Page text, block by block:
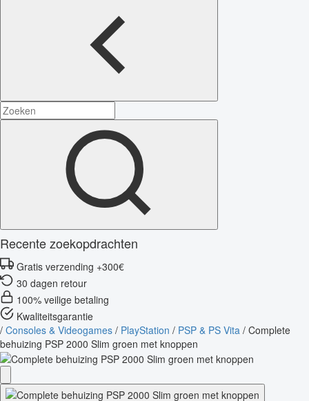
Recente zoekopdrachten
Gratis verzending +300€
30 dagen retour
100% veilige betaling
Kwaliteitsgarantie
/ Consoles & Videogames / PlayStation / PSP & PS Vita / Complete
behuizing PSP 2000 Slim groen met knoppen